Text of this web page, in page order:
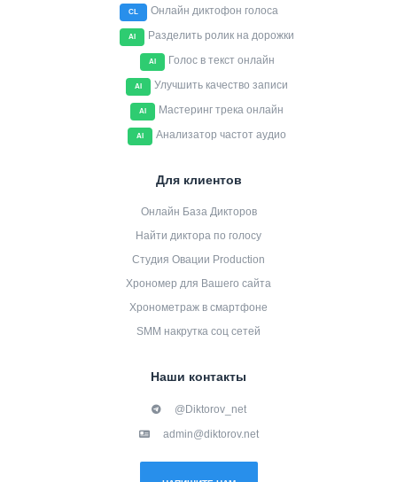
CL Онлайн диктофон голоса
AI Разделить ролик на дорожки
AI Голос в текст онлайн
AI Улучшить качество записи
AI Мастеринг трека онлайн
AI Анализатор частот аудио
Для клиентов
Онлайн База Дикторов
Найти диктора по голосу
Студия Овации Production
Хрономер для Вашего сайта
Хронометраж в смартфоне
SMM накрутка соц сетей
Наши контакты
@Diktorov_net
admin@diktorov.net